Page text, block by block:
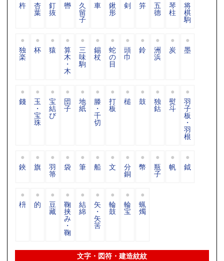
杵 杏
葉
釘
抜
轡 久
留
子
車 鍬
形
剣 笄 五
德
琴
柱
将
棋
駒
独
楽
杯 猿 算
木
・
木
三
味
駒
錫
杖
蛇
の
目
頭
巾
鈴 洲
浜
炭 墨
錢 玉
・
宝
珠
宝
結
び
団
子
地
紙
滕
・
千
切
打
板
槌 鼓 独
鈷
熨
斗
羽
子
板
・
羽
根
鋏 旗 羽
箒
袋 筆 船 文 分
銅
幣 瓶
子
帆 鉞
枡 的 豆
藏
鞠
挟
み
・
鞠
結
綿
矢
・
矢
筈
輪
鼓
輪
宝
蝋
燭
文字・図符・建造紋紋